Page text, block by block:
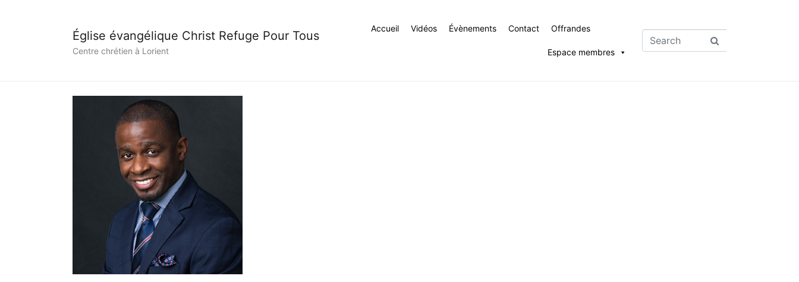
Église évangélique Christ Refuge Pour Tous
Centre chrétien à Lorient
Accueil Vidéos Évènements Contact Offrandes
Espace membres